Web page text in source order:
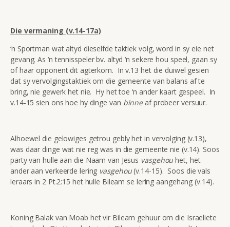
Die vermaning (v.14-17a)
‘n Sportman wat altyd dieselfde taktiek volg, word in sy eie net
gevang. As ‘n tennisspeler bv. altyd ‘n sekere hou speel, gaan sy
of haar opponent dit agterkom. In v.13 het die duiwel gesien
dat sy vervolgingstaktiek om die gemeente van balans af te
bring, nie gewerk het nie. Hy het toe ‘n ander kaart gespeel. In
v.14-15 sien ons hoe hy dinge van binne af probeer versuur.
Alhoewel die gelowiges getrou gebly het in vervolging (v.13),
was daar dinge wat nie reg was in die gemeente nie (v.14). Soos
party van hulle aan die Naam van Jesus vasgehou het, het
ander aan verkeerde lering vasgehou(v.14-15). Soos die vals
leraars in 2 Pt.2:15 het hulle Bileam se lering aangehang (v.14).
Koning Balak van Moab het vir Bileam gehuur om die Israeliete